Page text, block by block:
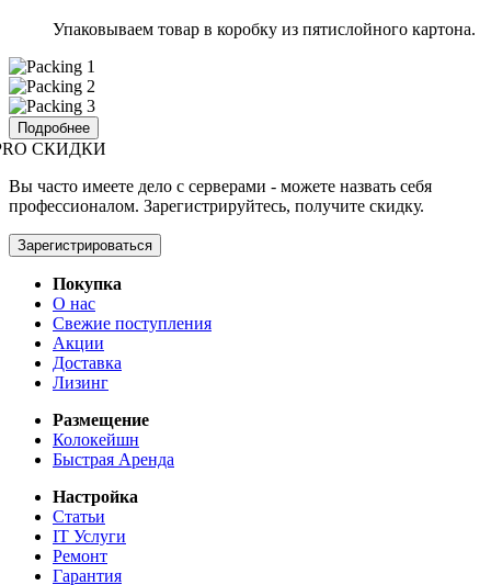
Упаковываем товар в коробку из пятислойного картона.
Подробнее
СКИДКИ
Вы часто имеете дело с серверами - можете назвать себя
профессионалом. Зарегистрируйтесь, получите скидку.
Зарегистрироваться
Покупка
О нас
Свежие поступления
Акции
Доставка
Лизинг
Размещение
Колокейшн
Быстрая Аренда
Настройка
Статьи
IT Услуги
Ремонт
Гарантия